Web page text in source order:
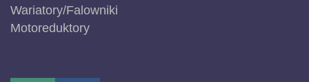
Wariatory/Falowniki
Motoreduktory